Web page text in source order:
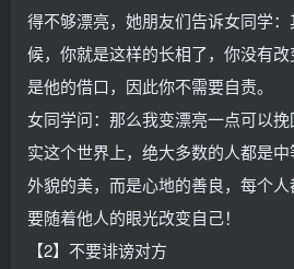
得不够漂亮，她朋友们告诉女同学
候，你就是这样的长相了，你没有
是他的借口，因此你不需要自责。
女同学问：那么我变漂亮一点可以
实这个世界上，绝大多数的人都是
外貌的美，而是心地的善良，每个
要随着他人的眼光改变自己！
【2】不要诽谤对方